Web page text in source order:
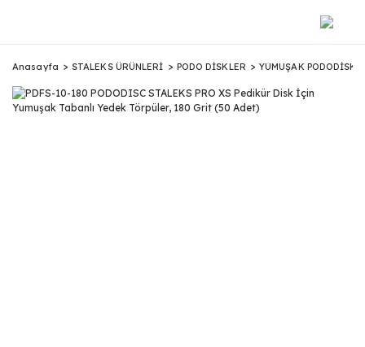
Anasayfa STALEKS ÜRÜNLERİ PODO DİSKLER YUMUŞAK PODODİSK